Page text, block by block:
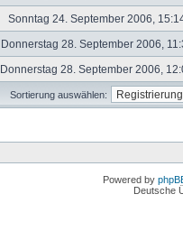
Sonntag 24. September 2006,
Donnerstag 28. September 2006,
Donnerstag 28. September 2006,
Sortierung auswählen:
Powered by
Deutsche